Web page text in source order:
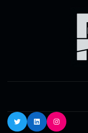
TwitterLinkedInInstagram